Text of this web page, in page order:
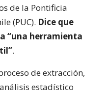
de la Pontificia
(PUC). Dice que
“una herramienta
.
de extracción,
estadístico